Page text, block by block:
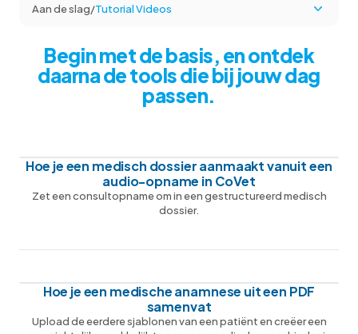
Aan de slag/Tutorial Videos
Begin met de basis, en ontdek
daarna de tools die bij jouw dag
passen.
Hoe je een medisch dossier aanmaakt vanuit een
audio-opname in CoVet
Zet een consultopname om in een gestructureerd medisch
dossier.
Hoe je een medische anamnese uit een PDF
samenvat
Upload de eerdere sjablonen van een patiënt en creëer een